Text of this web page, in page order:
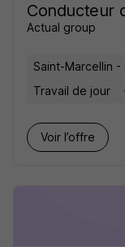
Conducteur
Actual group
Saint-Marcellin -
Travail de jour
Voir l’offre